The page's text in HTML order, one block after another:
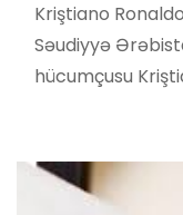
Kriştiano
Səudiyyə
hücumçusu